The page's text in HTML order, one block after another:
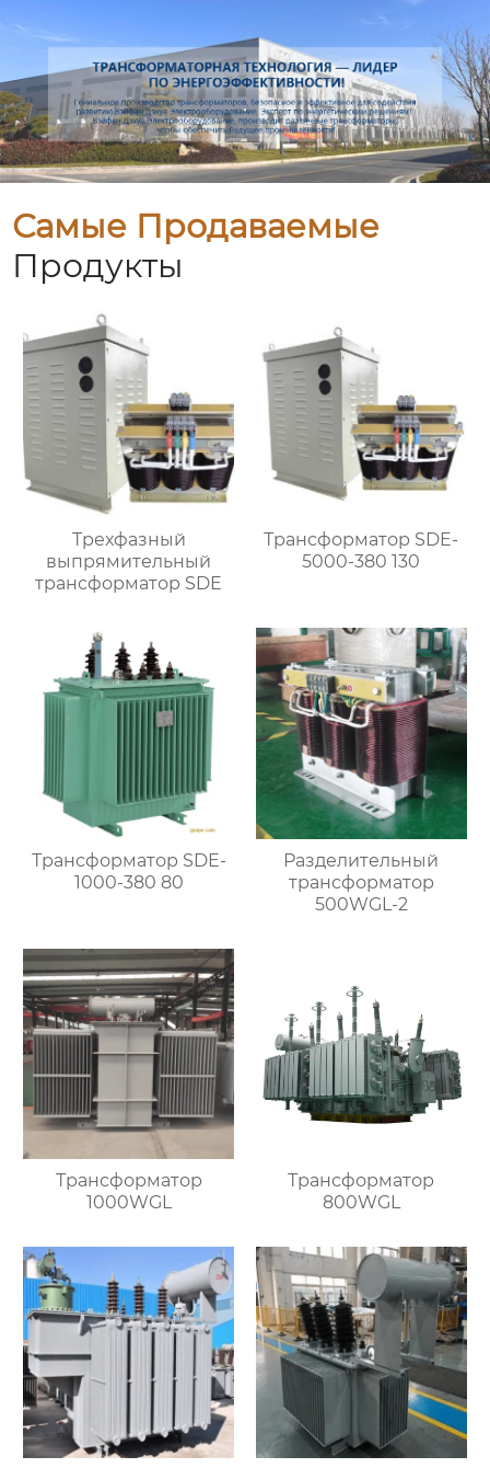
Самые Продаваемые
Продукты
Трехфазный
выпрямительный
трансформатор SDE
Трансформатор SDE-
5000-380 130
Трансформатор SDE-
1000-380 80
Разделительный
трансформатор
500WGL-2
Трансформатор
1000WGL
Трансформатор
800WGL